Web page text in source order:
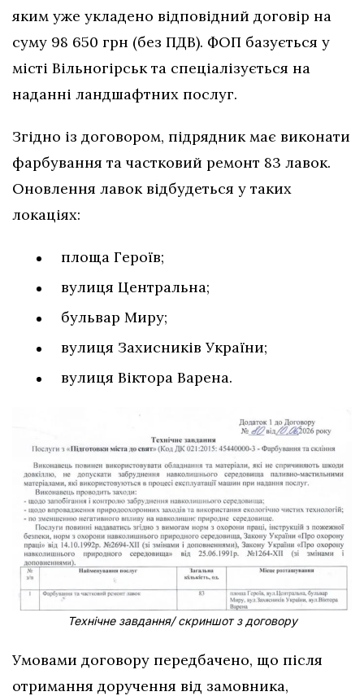
яким уже укладено відповідний договір на
суму 98 650 грн (без ПДВ). ФОП базується у
місті Вільногірськ та спеціалізується на
наданні ландшафтних послуг.
Згідно із договором, підрядник має виконати
фарбування та частковий ремонт 83 лавок.
Оновлення лавок відбудеться у таких
локаціях:
площа Героїв;
вулиця Центральна;
бульвар Миру;
вулиця Захисників України;
вулиця Віктора Варена.
Технічне завдання/ скриншот з договору
Умовами договору передбачено, що після
отримання доручення від замовника,